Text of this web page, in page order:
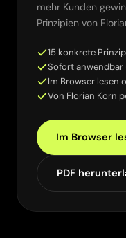
mehr Kunden
Prinzipien von
15 konkrete
Sofort
Im Browser lesen
Von Florian Korn
Im Browser
PDF